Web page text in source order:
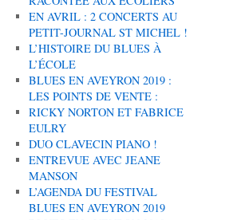
EN AVRIL : 2 CONCERTS AU
PETIT-JOURNAL ST MICHEL !
L’HISTOIRE DU BLUES À
L’ÉCOLE
BLUES EN AVEYRON 2019 :
LES POINTS DE VENTE :
RICKY NORTON ET FABRICE
EULRY
DUO CLAVECIN PIANO !
ENTREVUE AVEC JEANE
MANSON
L’AGENDA DU FESTIVAL
BLUES EN AVEYRON 2019